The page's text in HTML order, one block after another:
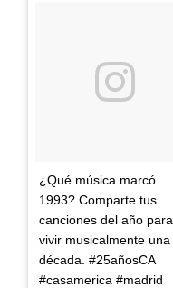
¿Qué música marcó
1993? Comparte tus
canciones del año para
vivir musicalmente una
década. #25añosCA
#casamerica #madrid